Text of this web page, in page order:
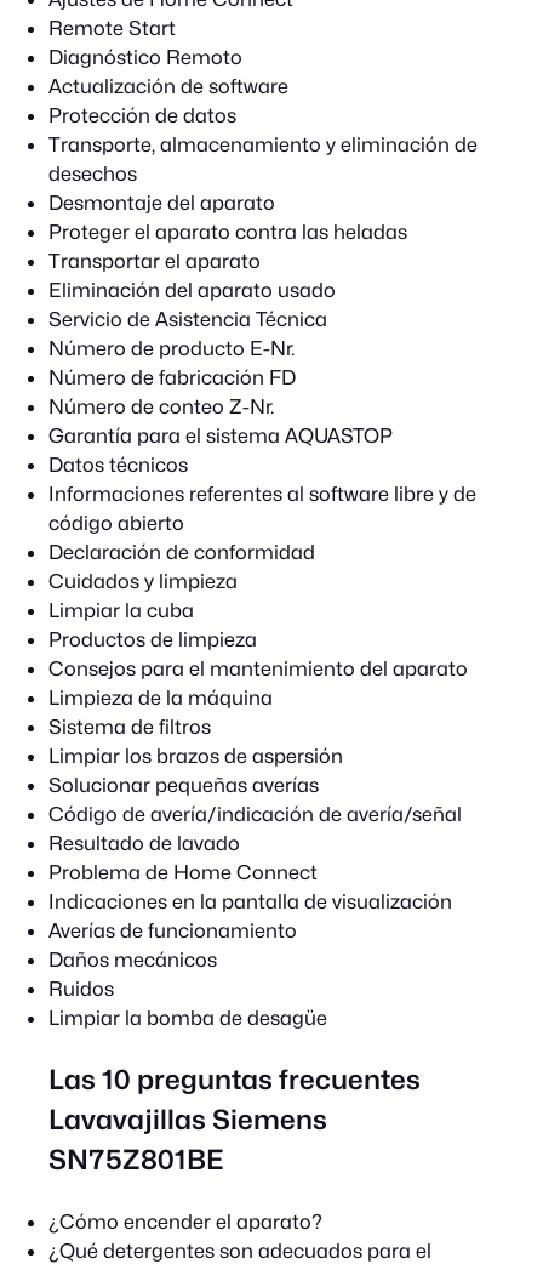
Remote Start
Diagnóstico Remoto
Actualización de software
Protección de datos
Transporte, almacenamiento y eliminación de
desechos
Desmontaje del aparato
Proteger el aparato contra las heladas
Transportar el aparato
Eliminación del aparato usado
Servicio de Asistencia Técnica
Número de producto E-Nr.
Número de fabricación FD
Número de conteo Z-Nr.
Garantía para el sistema AQUASTOP
Datos técnicos
Informaciones referentes al software libre y de
código abierto
Declaración de conformidad
Cuidados y limpieza
Limpiar la cuba
Productos de limpieza
Consejos para el mantenimiento del aparato
Limpieza de la máquina
Sistema de filtros
Limpiar los brazos de aspersión
Solucionar pequeñas averías
Código de avería/indicación de avería/señal
Resultado de lavado
Problema de Home Connect
Indicaciones en la pantalla de visualización
Averías de funcionamiento
Daños mecánicos
Ruidos
Limpiar la bomba de desagüe
Las 10 preguntas frecuentes
Lavavajillas Siemens
SN75Z801BE
¿Cómo encender el aparato?
¿Qué detergentes son adecuados para el